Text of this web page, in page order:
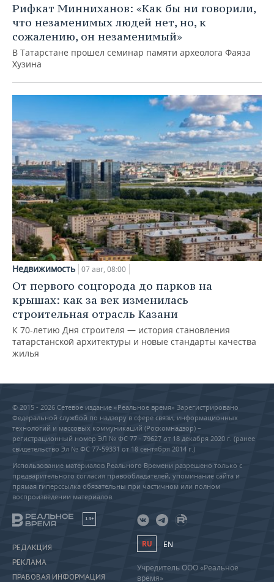
Рифкат Минниханов: «Как бы ни говорили,
что незаменимых людей нет, но, к
сожалению, он незаменимый»
В Татарстане прошел семинар памяти археолога Фаяза
Хузина
Недвижимость 07 авг, 08:00
От первого соцгорода до парков на
крышах: как за век изменилась
строительная отрасль Казани
К 70-летию Дня строителя — история становления
татарстанской архитектуры и новые стандарты качества
жилья
© 2015 - 2026 Сетевое издание «Реальное время» Зарегистрировано
Федеральной службой по надзору в сфере связи, информационных
технологий и массовых коммуникаций (Роскомнадзор) –
регистрационный номер ЭЛ № ФС 77 - 79627 от 18 декабря 2020 г. (ранее
свидетельство Эл № ФС 77-59331 от 18 сентября 2014 г.)
Использование материалов Реального Времени разрешено только с
предварительного согласия правообладателей, упоминание сайта и
прямая гиперссылка обязательны при частичном или полном
воспроизведении материалов.
18+
РЕДАКЦИЯ
РЕКЛАМА
ПРАВОВАЯ ИНФОРМАЦИЯ
RU EN
Учредитель ООО «Реальное
время»